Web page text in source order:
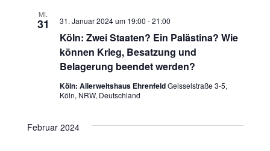
MI.
31
Köln: Zwei Staaten? Ein Palästina? Wie
können Krieg, Besatzung und
Belagerung beendet werden?
31. Januar 2024 um 19:00 -21:00
Köln: Allerweltshaus EhrenfeldGeisselstraße 3-5,
Köln, NRW, Deutschland
Februar 2024